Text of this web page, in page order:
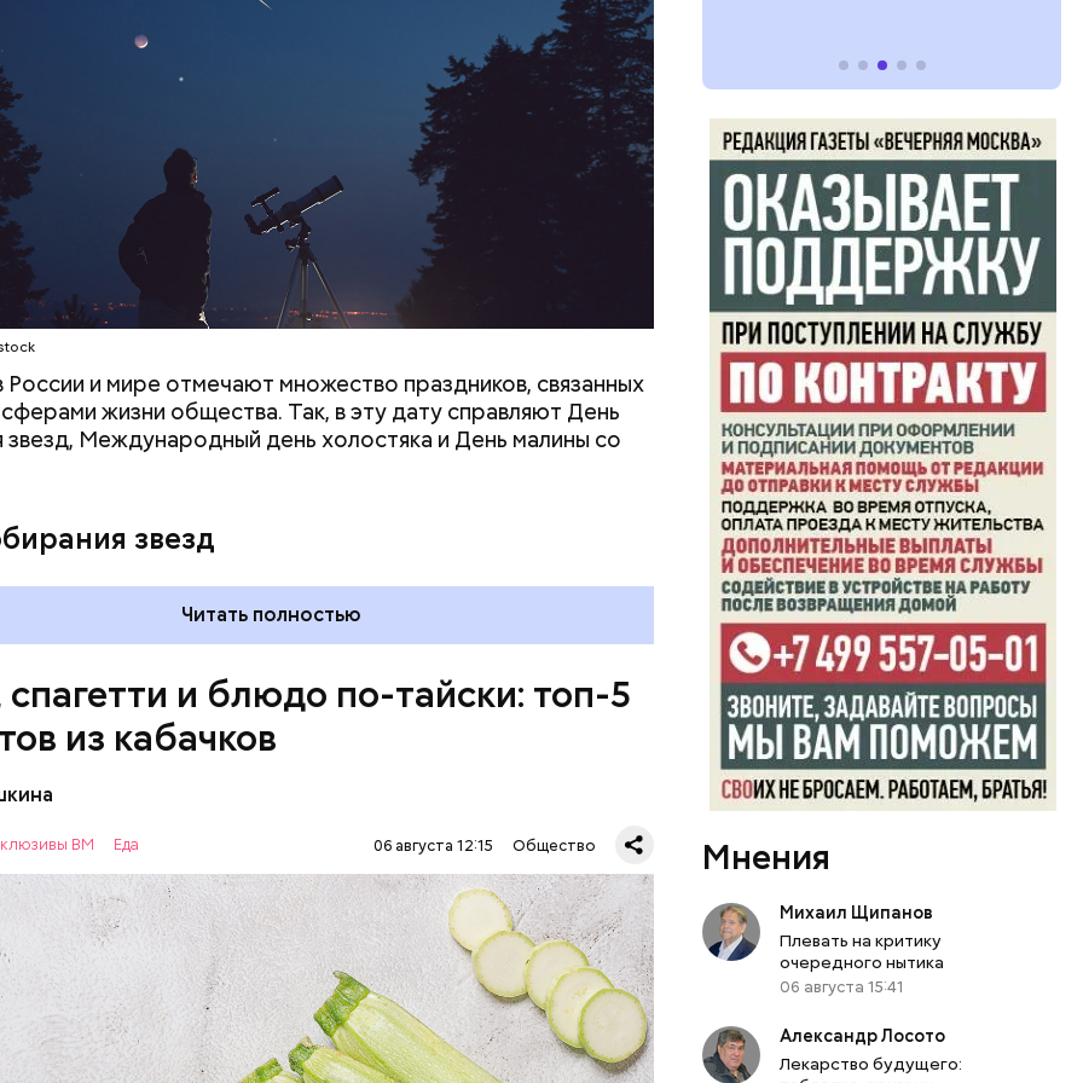
России и мире отмечают множество праздников, связанных
жизни общества. Так, в эту дату справляют День
звезд, Международный день холостяка и День малины со
звезд
Читать полностью
спагетти и блюдо по-тайски: топ-5
из кабачков
ВМ Еда 06 августа 12:15 Общество
масло;
ОВОЩИ РЕЦЕПТЫ Мнения
Михаил Щипанов
Плевать на критику
очередного нытика
06 августа 15:41
Александр Лосото
Лекарство будущего: